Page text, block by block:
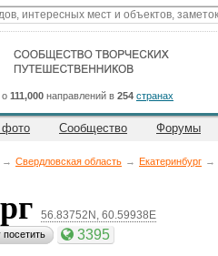
о 111,000 направлений в 254 странах
фото Сообщество Форумы
→ Свердловская область → Екатеринбург →
56.83752N, 60.59938E
посетить 3395